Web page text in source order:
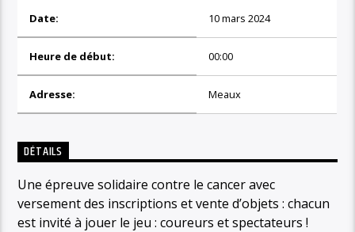
Date: 10 mars 2024
Heure de début: 00:00
Adresse: Meaux
DÉTAILS
Une épreuve solidaire contre le cancer avec
versement des inscriptions et vente d’objets : chacun
est invité à jouer le jeu : coureurs et spectateurs !